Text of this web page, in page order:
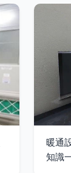
暖通
知識